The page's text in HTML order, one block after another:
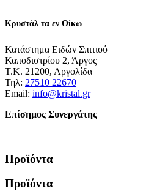
Κρυστάλ τα εν Οίκω
Κατάστημα Ειδών Σπιτιού
Καποδιστρίου 2, Άργος
Τ.Κ. 21200, Αργολίδα
Τηλ: 27510 22670
Email: info@kristal.gr
Επίσημος Συνεργάτης
Προϊόντα
Προϊόντα